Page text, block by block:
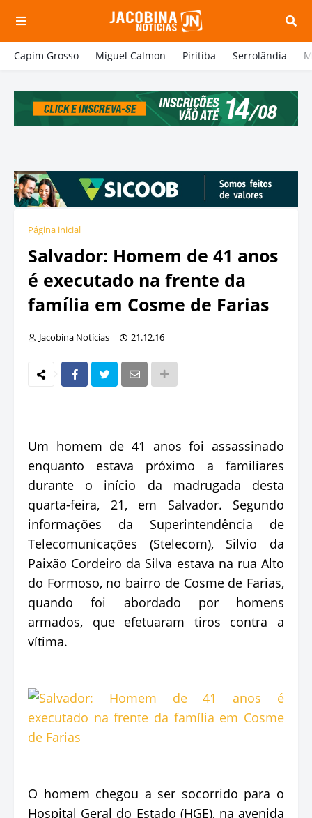
Capim Grosso Miguel Calmon Piritiba Serrolândia
Página inicial
Salvador: Homem de 41 anos
é executado na frente da
família em Cosme de Farias
Jacobina Notícias 21.12.16
Um homem de 41 anos foi assassinado
enquanto estava próximo a familiares
durante o início da madrugada desta
quarta-feira, 21, em Salvador. Segundo
informações da Superintendência de
Telecomunicações (Stelecom), Silvio da
Paixão Cordeiro da Silva estava na rua Alto
do Formoso, no bairro de Cosme de Farias,
quando foi abordado por homens
armados, que efetuaram tiros contra a
vítima.
O homem chegou a ser socorrido para o
Hospital Geral do Estado (HGE), na avenida